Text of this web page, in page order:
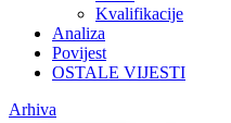
Kvalifikacije
Analiza
Povijest
OSTALE VIJESTI
Arhiva